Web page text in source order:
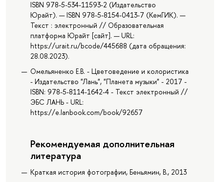
ISBN 978-5-534-11593-2 (Издательство
Юрайт). — ISBN 978-5-8154-0413-7 (КемГИК). —
Текст : электронный // Образовательная
платформа Юрайт [сайт]. — URL:
https://urait.ru/bcode/445688 (дата обращения:
28.08.2023).
Омельяненко Е.В. - Цветоведение и колористика
- Издательство "Лань", "Планета музыки" - 2017 -
ISBN: 978-5-8114-1642-4 - Текст электронный //
ЭБС ЛАНЬ - URL:
https://e.lanbook.com/book/92657
Рекомендуемая дополнительная
литература
Краткая история фотографии, Беньямин, В., 2013